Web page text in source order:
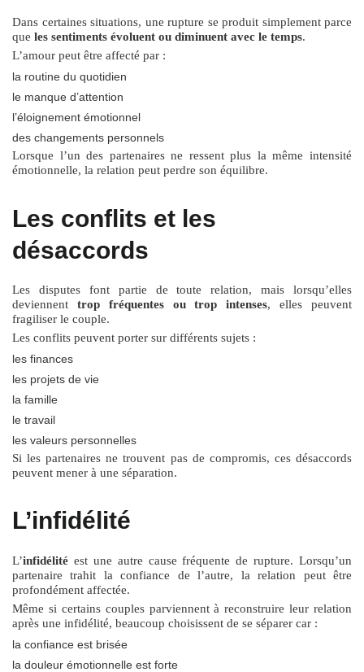
Dans certaines situations, une rupture se produit simplement parce
que les sentiments évoluent ou diminuent avec le temps.
L’amour peut être affecté par :
la routine du quotidien
le manque d’attention
l’éloignement émotionnel
des changements personnels
Lorsque l’un des partenaires ne ressent plus la même intensité
émotionnelle, la relation peut perdre son équilibre.
Les conflits et les
désaccords
Les disputes font partie de toute relation, mais lorsqu’elles
deviennent trop fréquentes ou trop intenses, elles peuvent
fragiliser le couple.
Les conflits peuvent porter sur différents sujets :
les finances
les projets de vie
la famille
le travail
les valeurs personnelles
Si les partenaires ne trouvent pas de compromis, ces désaccords
peuvent mener à une séparation.
L’infidélité
L’infidélité est une autre cause fréquente de rupture. Lorsqu’un
partenaire trahit la confiance de l’autre, la relation peut être
profondément affectée.
Même si certains couples parviennent à reconstruire leur relation
après une infidélité, beaucoup choisissent de se séparer car :
la confiance est brisée
la douleur émotionnelle est forte